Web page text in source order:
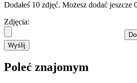
Dodałeś 10 zdjęć. Możesz dodać jeszcze
Zdjęcia:
Wyślij
Poleć znajomym